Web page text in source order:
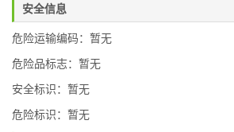
安全信息
危险运输编码：暂无
危险品标志：暂无
安全标识：暂无
危险标识：暂无